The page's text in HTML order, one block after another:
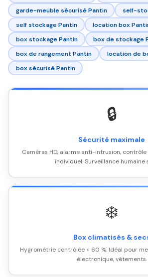
garde-meuble sécurisé Pantin
self-
self stockage Pantin
location box
box stockage Pantin
box de stockage
box de rangement Pantin
location de
box sécurisé Pantin
🔒
Sécurité maximale
Caméras HD, alarme anti-intrusion,
individuel. Surveillance humaine
❄️
Box climatisés &
Hygrométrie contrôlée < 60 %. Idéal pour
électronique, vêtements.